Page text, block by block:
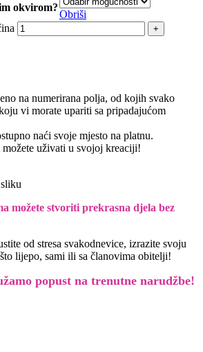
okvirom?
Obriši
na numerirana polja, od kojih svako
vi morate upariti sa pripadajućom
naći svoje mjesto na platnu.
možete uživati u svojoj kreaciji!
možete stvoriti prekrasna djela bez
od stresa svakodnevice, izrazite svoju
lijepo, sami ili sa članovima obitelji!
popust na trenutne narudžbe!